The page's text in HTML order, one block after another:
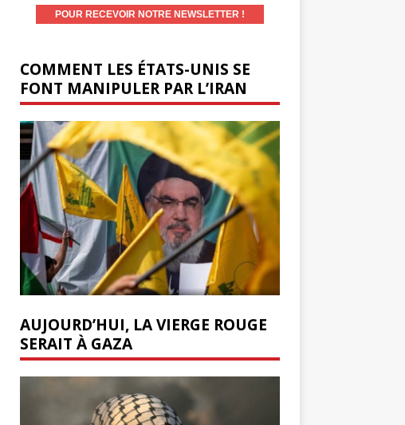
COMMENT LES ÉTATS-UNIS SE
FONT MANIPULER PAR L’IRAN
AUJOURD’HUI, LA VIERGE ROUGE
SERAIT À GAZA